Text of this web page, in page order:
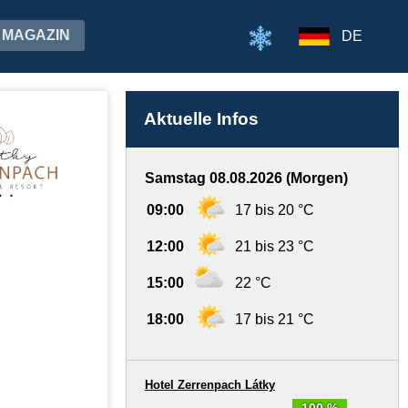
MAGAZIN DE
Aktuelle Infos
Samstag 08.08.2026 (Morgen)
09:00 17 bis 20 °C
12:00 21 bis 23 °C
15:00 22 °C
18:00 17 bis 21 °C
Hotel Zerrenpach Látky